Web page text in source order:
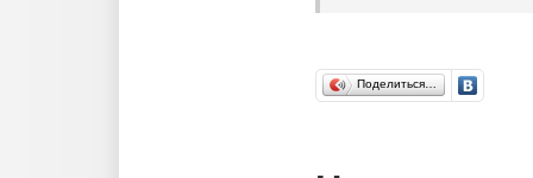
Поделиться…